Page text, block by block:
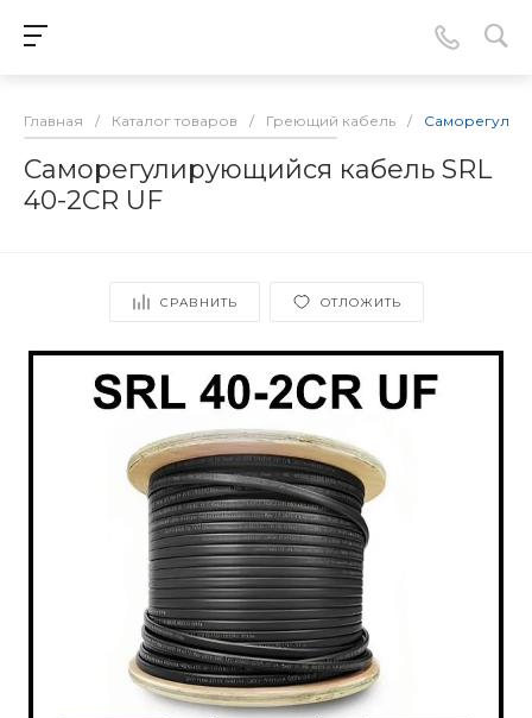
Главная / Каталог товаров / Греющий кабель /
Саморегулирующийся кабель SRL
40-2CR UF
СРАВНИТЬ ОТЛОЖИТЬ